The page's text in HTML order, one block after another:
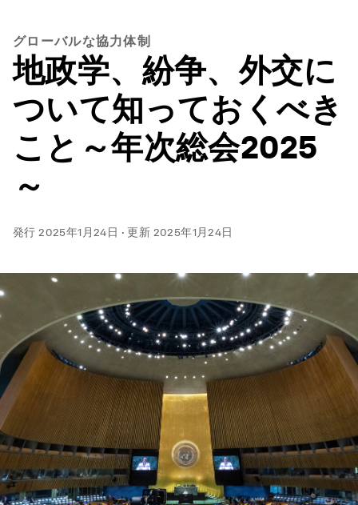
グローバルな協力体制
地政学、紛争、外交に
ついて知っておくべき
こと～年次総会2025
～
発行2025年1月24日 ·更新 2025年1月24日